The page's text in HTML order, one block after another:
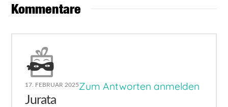
Kommentare
17. FEBRUAR 2025Zum Antworten anmelden
Jurata